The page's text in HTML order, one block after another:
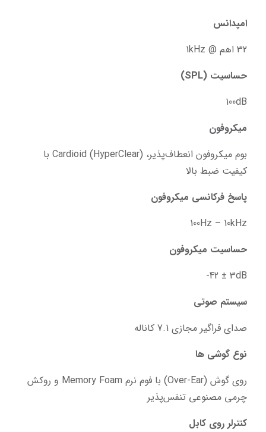
امپدانس
32 اهم @ 1kHz
حساسیت (SPL)
100dB
میکروفون
کیفیت ضبط بالا
پاسخ فرکانسی میکروفون
100Hz – 10kHz
حساسیت میکروفون
‎-42 ± 3dB
سیستم صوتی
صدای فراگیر مجازی 7.1 کاناله
نوع گوشی ها
چرمی مصنوعی تنفس‌پذیر
کنترلر روی کابل